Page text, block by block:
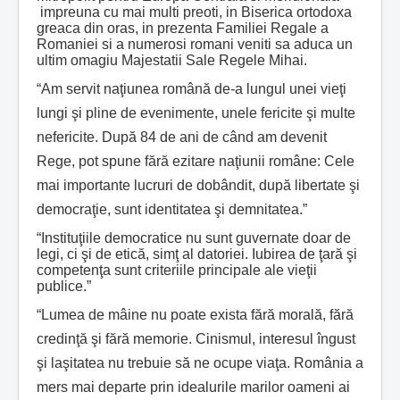
impreuna cu mai multi preoti, in Biserica ortodoxa
greaca din oras, in prezenta Familiei Regale a
Romaniei si a numerosi romani veniti sa aduca un
ultim omagiu Majestatii Sale Regele Mihai.
“Am servit naţiunea română de-a lungul unei vieţi
lungi şi pline de evenimente, unele fericite şi multe
nefericite. După 84 de ani de când am devenit
Rege, pot spune fără ezitare naţiunii române: Cele
mai importante lucruri de dobândit, după libertate şi
democraţie, sunt identitatea şi demnitatea.”
“Instituţiile democratice nu sunt guvernate doar de
legi, ci şi de etică, simţ al datoriei. Iubirea de ţară şi
competenţa sunt criteriile principale ale vieţii
publice.”
“Lumea de mâine nu poate exista fără morală, fără
credinţă şi fără memorie. Cinismul, interesul îngust
şi laşitatea nu trebuie să ne ocupe viaţa. România a
mers mai departe prin idealurile marilor oameni ai